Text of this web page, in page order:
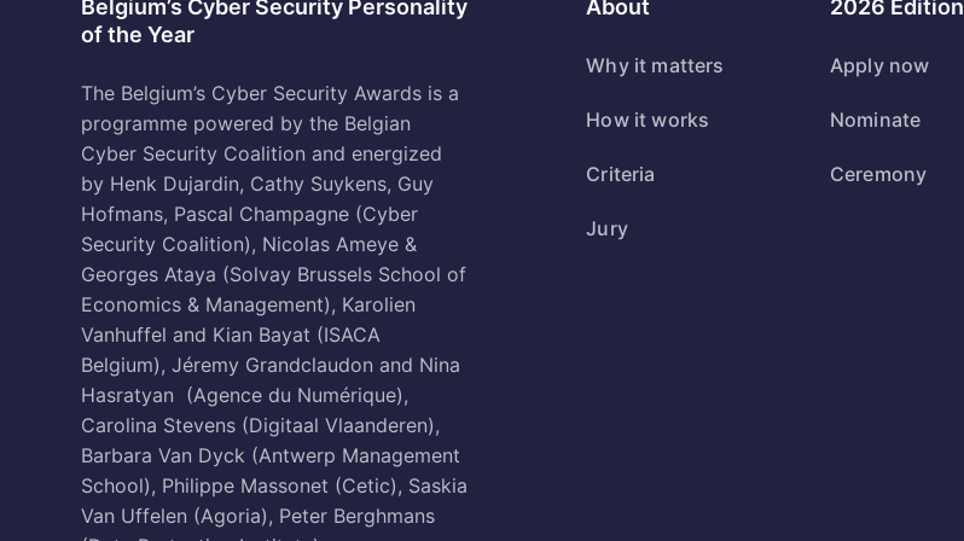
Belgium’s Cyber Security Personality
of the Year
The Belgium’s Cyber Security Awards is a
programme powered by the Belgian
Cyber Security Coalition and energized
by Henk Dujardin, Cathy Suykens, Guy
Hofmans, Pascal Champagne (Cyber
Security Coalition), Nicolas Ameye &
Georges Ataya (Solvay Brussels School of
Economics & Management), Karolien
Vanhuffel and Kian Bayat (ISACA
Belgium), Jéremy Grandclaudon and Nina
Hasratyan (Agence du Numérique),
Carolina Stevens (Digitaal Vlaanderen),
Barbara Van Dyck (Antwerp Management
School), Philippe Massonet (Cetic), Saskia
Van Uffelen (Agoria), Peter Berghmans
About
Why it matters
How it works
Criteria
Jury
2026 Edition
Apply now
Nominate
Ceremony